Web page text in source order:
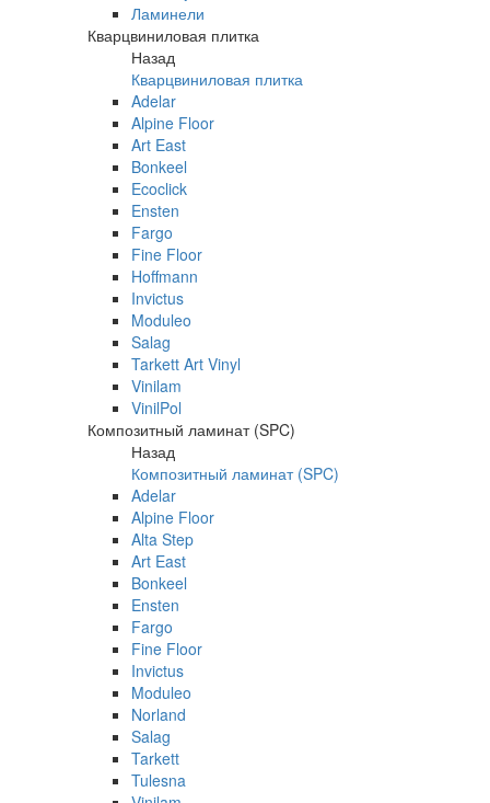
Ламинели
Кварцвиниловая плитка
Назад
Кварцвиниловая плитка
Adelar
Alpine Floor
Art East
Bonkeel
Ecoclick
Ensten
Fargo
Fine Floor
Hoffmann
Invictus
Moduleo
Salag
Tarkett Art Vinyl
Vinilam
VinilPol
Композитный ламинат (SPC)
Назад
Композитный ламинат (SPC)
Adelar
Alpine Floor
Alta Step
Art East
Bonkeel
Ensten
Fargo
Fine Floor
Invictus
Moduleo
Norland
Salag
Tarkett
Tulesna